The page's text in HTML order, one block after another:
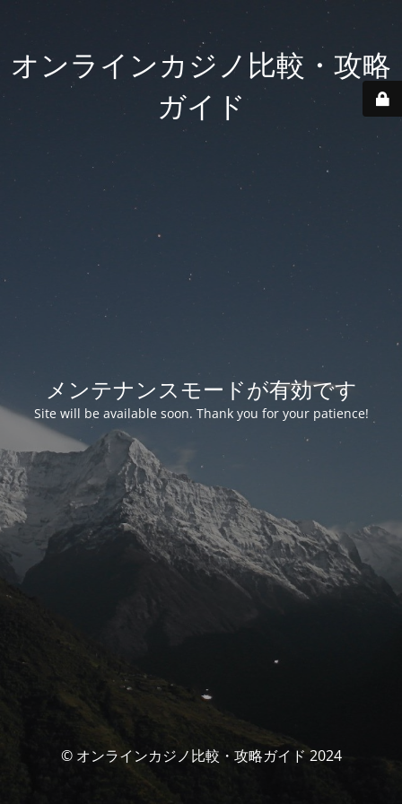
オンラインカジノ比較・攻略
ガイド
メンテナンスモードが有効です
Site will be available soon. Thank you for your patience!
© オンラインカジノ比較・攻略ガイド 2024